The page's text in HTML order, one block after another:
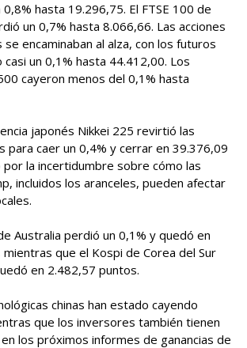
0,8% hasta 19.296,75. El FTSE 100 de
un 0,7% hasta 8.066,66. Las acciones
encaminaban al alza, con los futuros
un 0,1% hasta 44.412,00. Los
cayeron menos del 0,1% hasta
japonés Nikkei 225 revirtió las
para caer un 0,4% y cerrar en 39.376,09
la incertidumbre sobre cómo las
incluidos los aranceles, pueden afectar
Australia perdió un 0,1% y quedó en
que el Kospi de Corea del Sur
en 2.482,57 puntos.
chinas han estado cayendo
que los inversores también tienen
los próximos informes de ganancias de